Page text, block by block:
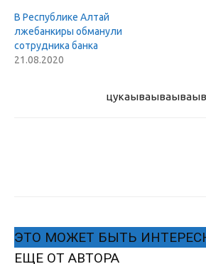
В Республике Алтай
лжебанкиры обманули
сотрудника банка
21.08.2020
цукаыва
ЭТО МОЖЕТ БЫТЬ
ЕЩЕ ОТ АВТОРА